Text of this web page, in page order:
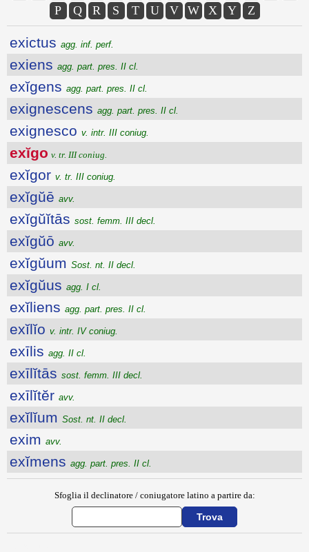
P
Q R S T U V W X Y Z
exictus agg. inf. perf.
exiens agg. part. pres. II cl.
exĭgens agg. part. pres. II cl.
exignescens agg. part. pres. II cl.
exignesco v. intr. III coniug.
exĭgo v. tr. III coniug.
exĭgor v. tr. III coniug.
exĭgŭē avv.
exĭgŭĭtās sost. femm. III decl.
exĭgŭō avv.
exĭgŭum Sost. nt. II decl.
exĭgŭus agg. I cl.
exĭliens agg. part. pres. II cl.
exĭlĭo v. intr. IV coniug.
exīlis agg. II cl.
exīlĭtās sost. femm. III decl.
exīlĭtĕr avv.
exĭlĭum Sost. nt. II decl.
exim avv.
exĭmens agg. part. pres. II cl.
Sfoglia il declinatore / coniugatore latino a partire da: